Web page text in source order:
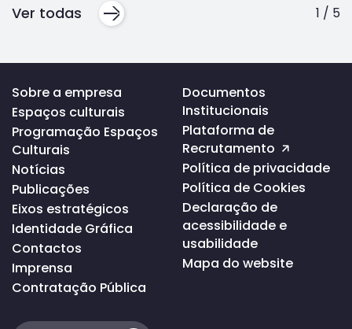
1 / 5
Ver todas
Voltar
ao
topo
da
página
Sobre a empresa
Espaços culturais
Programação Espaços
Culturais
Notícias
Publicações
Eixos estratégicos
Identidade Gráfica
Contactos
Imprensa
Contratação Pública
Documentos
Institucionais
Plataforma de
Recrutamento
Política de privacidade
Política de Cookies
Declaração de
acessibilidade e
usabilidade
Mapa do website